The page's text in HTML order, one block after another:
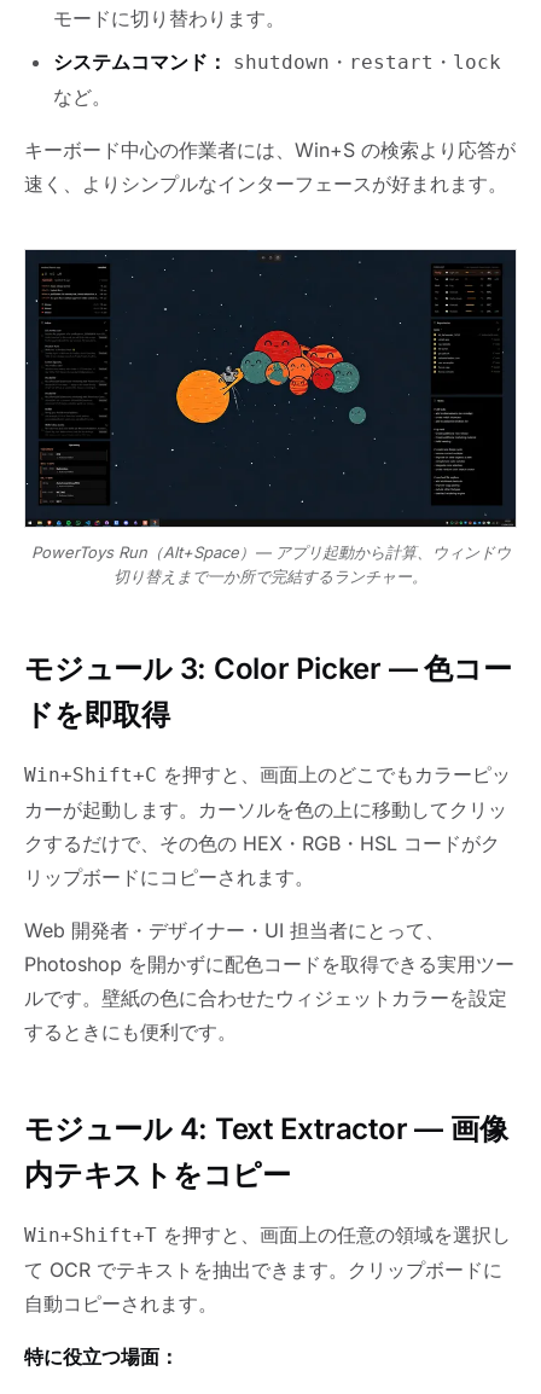
モードに切り替わります。
システムコマンド：
shutdown ・ restart ・ lock
など。
キーボード中心の作業者には、Win+S の検索より応答が
速く、よりシンプルなインターフェースが好まれます。
PowerToys Run（Alt+Space）— アプリ起動から計算、ウィンドウ
切り替えまで一か所で完結するランチャー。
モジュール 3: Color Picker — 色コー
ドを即取得
Win+Shift+C を押すと、画面上のどこでもカラーピッ
カーが起動します。カーソルを色の上に移動してクリッ
クするだけで、その色の HEX・RGB・HSL コードがク
リップボードにコピーされます。
Web 開発者・デザイナー・UI 担当者にとって、
Photoshop を開かずに配色コードを取得できる実用ツー
ルです。壁紙の色に合わせたウィジェットカラーを設定
するときにも便利です。
モジュール 4: Text Extractor — 画像
内テキストをコピー
Win+Shift+T を押すと、画面上の任意の領域を選択し
て OCR でテキストを抽出できます。クリップボードに
自動コピーされます。
特に役立つ場面：